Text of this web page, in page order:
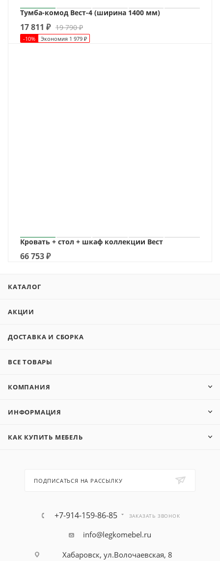
Тумба-комод Вест-4 (ширина 1400 мм)
17 811 ₽ 19 790₽
-10% Экономия 1 979 ₽
Кровать + стол + шкаф коллекции Вест
66 753₽
КАТАЛОГ
АКЦИИ
ДОСТАВКА И СБОРКА
ВСЕ ТОВАРЫ
КОМПАНИЯ
ИНФОРМАЦИЯ
КАК КУПИТЬ МЕБЕЛЬ
ПОДПИСАТЬСЯ НА РАССЫЛКУ
+7-914-159-86-85 ЗАКАЗАТЬ ЗВОНОК
info@legkomebel.ru
Хабаровск, ул.Волочаевская, 8